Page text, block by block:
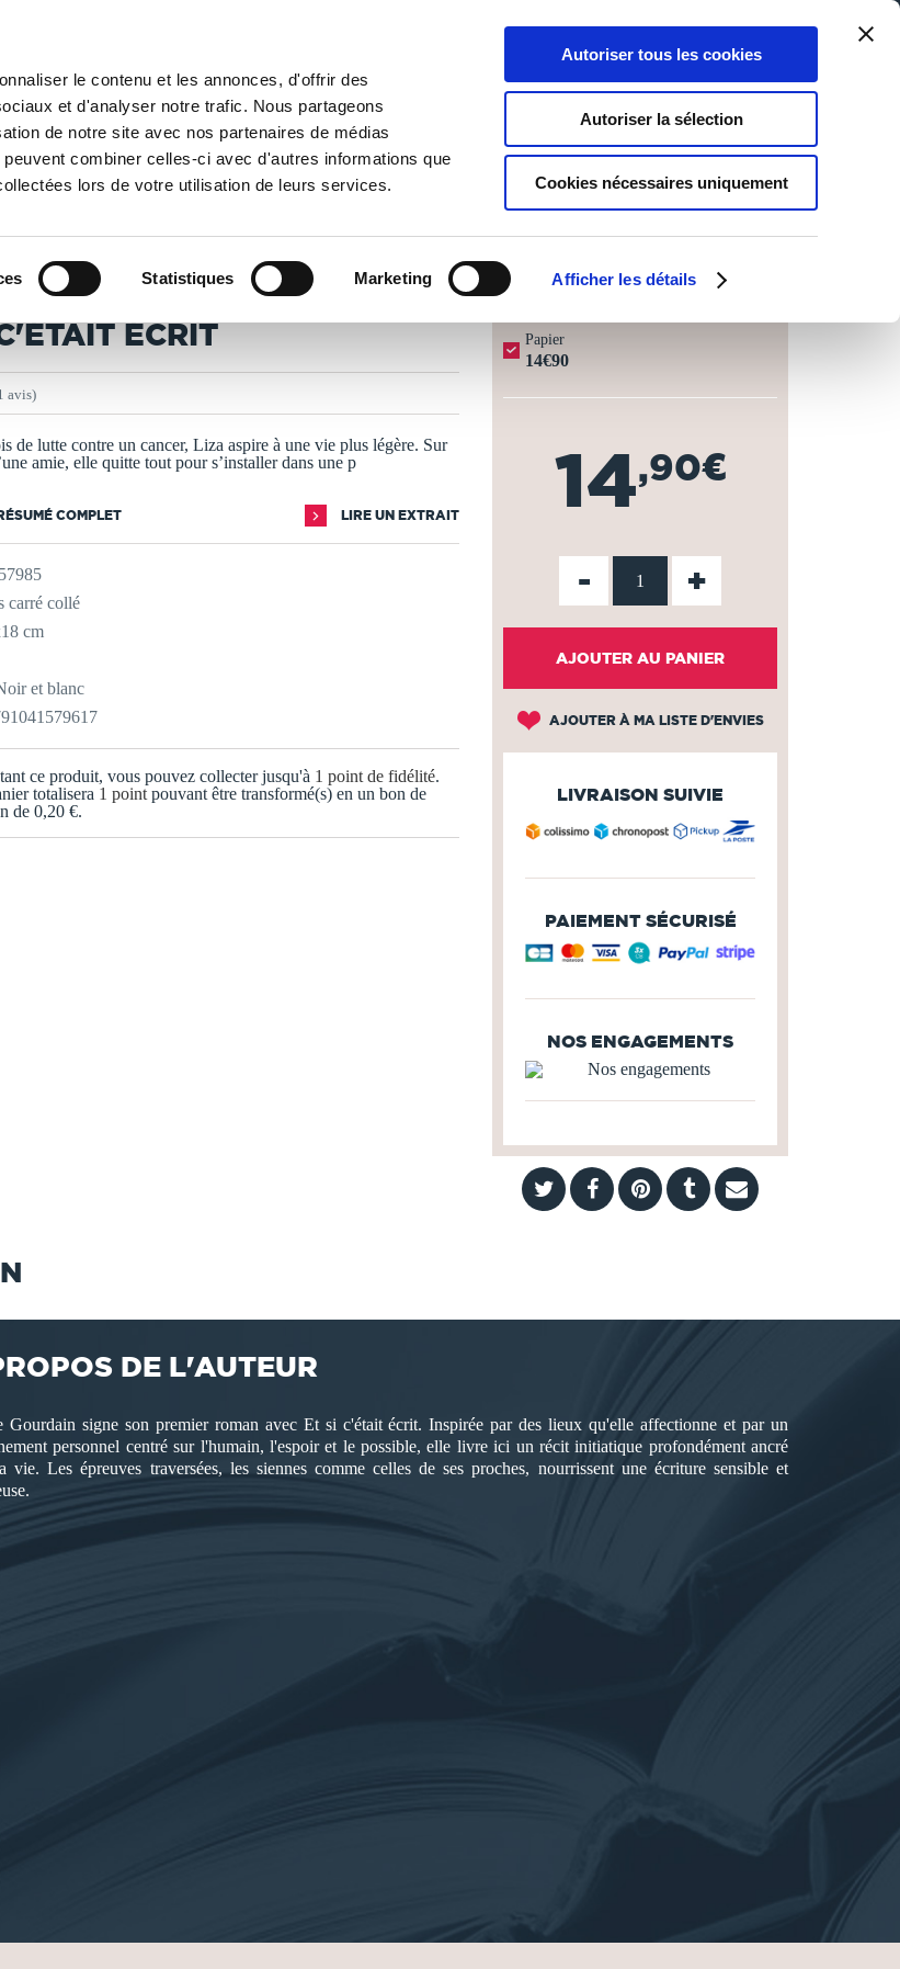
le contenu et les annonces, d'offrir des
et d'analyser notre trafic. Nous partageons
de notre site avec nos partenaires de médias
combiner celles-ci avec d'autres informations que
lors de votre utilisation de leurs services.
Statistiques Marketing Afficher les détails
Autoriser tous les cookies
Autoriser la sélection
Cookies nécessaires uniquement
0
Panier
0
Ma liste
Connexion
LIVRE LIBRAIRIE
À LA DEMANDE - DÉLAI ACTUEL : 3 À 5 JOURS OUVRÉS ⏱️
ÉCRIT
avis)
de lutte contre un cancer, Liza aspire à une vie plus légère. Sur
amie, elle quitte tout pour s’installer dans une p
COMPLET LIRE UN EXTRAIT
carré collé
cm
et blanc
ce produit, vous pouvez collecter jusqu'à 1 point de fidélité.
totalisera 1 point pouvant être transformé(s) en un bon de
de 0,20 €.
Papier
14€90
14,90€
- +
AJOUTER AU PANIER
AJOUTER À MA LISTE D'ENVIES
LIVRAISON SUIVIE
PAIEMENT SÉCURISÉ
NOS ENGAGEMENTS
DE L'AUTEUR
Gourdain signe son premier roman avec Et si c'était écrit. Inspirée par des lieux qu'elle affectionne et par un
personnel centré sur l'humain, l'espoir et le possible, elle livre ici un récit initiatique profondément ancré
vie. Les épreuves traversées, les siennes comme celles de ses proches, nourrissent une écriture sensible et